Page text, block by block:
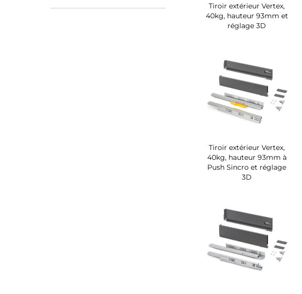
Tiroir extérieur Vertex,
40kg, hauteur 93mm et
réglage 3D
Tiroir extérieur Vertex,
40kg, hauteur 93mm à
Push Sincro et réglage
3D